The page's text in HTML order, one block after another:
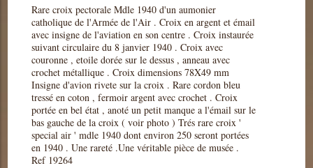
Rare croix pectorale Mdle 1940 d'un aumonier
catholique de l'Armée de l'Air . Croix en argent et émail
avec insigne de l'aviation en son centre . Croix instaurée
suivant circulaire du 8 janvier 1940 . Croix avec
couronne , etoile dorée sur le dessus , anneau avec
crochet métallique . Croix dimensions 78X49 mm
Insigne d'avion rivete sur la croix . Rare cordon bleu
tressé en coton , fermoir argent avec crochet . Croix
portée en bel état , anoté un petit manque a l'émail sur le
bas gauche de la croix ( voir photo ) Trés rare croix '
special air ' mdle 1940 dont environ 250 seront portées
en 1940 . Une rareté .Une véritable pièce de musée .
Ref 19264